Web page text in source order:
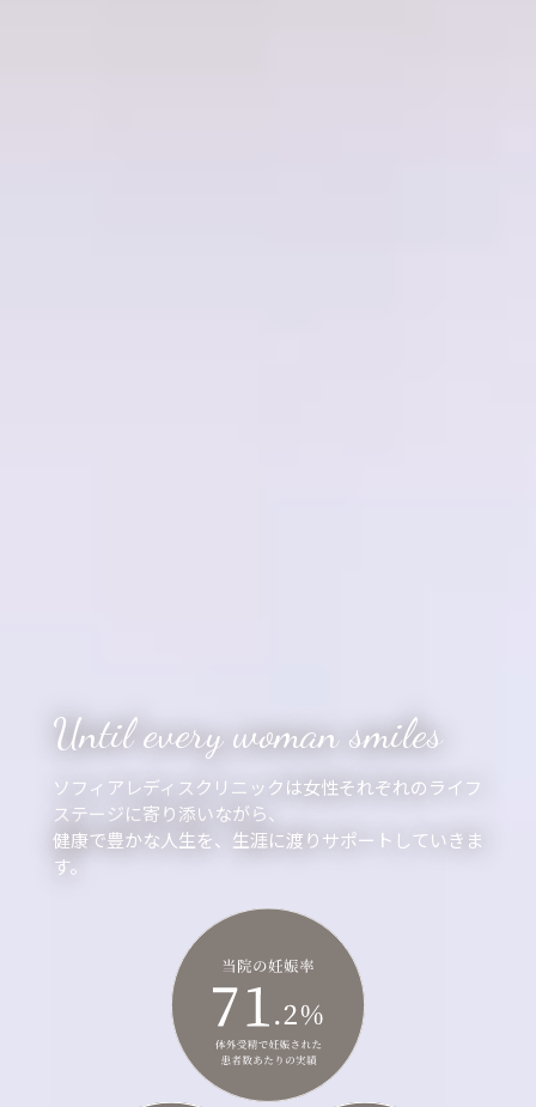
Until every woman smiles
ソフィアレディスクリニックは女性それぞれのライフ
ステージに寄り添いながら、
健康で豊かな人生を、生涯に渡りサポートしていきま
す。